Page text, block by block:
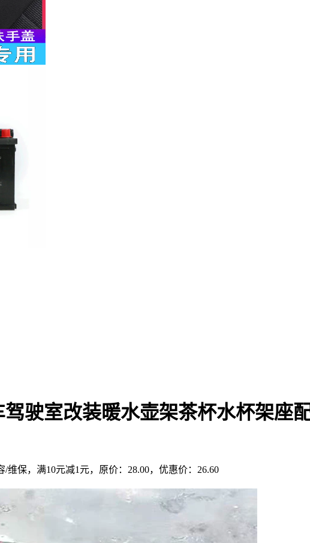
驶室改装暖水壶架茶杯水杯架座
保，满10元减1元，原价：28.00，优惠价：26.60